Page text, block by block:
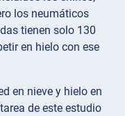
los neumáticos
tienen solo 130
en hielo con ese
en nieve y hielo en
de este estudio